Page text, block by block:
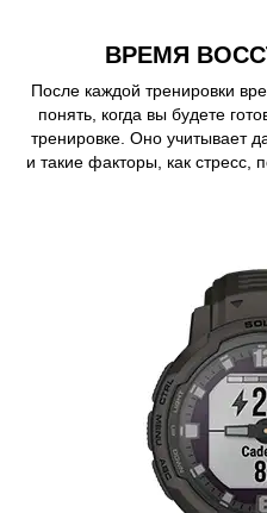
ВРЕМЯ
После каждой тренировки
понять, когда вы будете
тренировке. Оно учитывает
и такие факторы, как стресс,